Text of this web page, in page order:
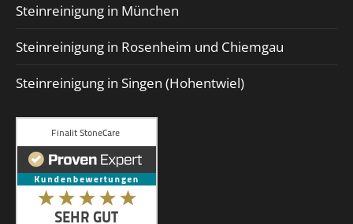
Steinreinigung in München
Steinreinigung in Rosenheim und Chiemgau
Steinreinigung in Singen (Hohentwiel)